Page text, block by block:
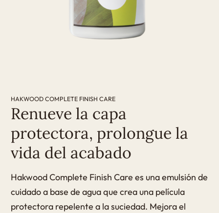
HAKWOOD COMPLETE FINISH CARE
Renueve la capa
protectora, prolongue la
vida del acabado
Hakwood Complete Finish Care es una emulsión de
cuidado a base de agua que crea una película
protectora repelente a la suciedad. Mejora el